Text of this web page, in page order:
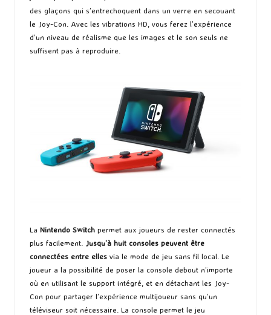
des glaçons qui s’entrechoquent dans un verre en secouant
le Joy-Con. Avec les vibrations HD, vous ferez l’expérience
d’un niveau de réalisme que les images et le son seuls ne
suffisent pas à reproduire.
La Nintendo Switch permet aux joueurs de rester connectés
plus facilement.
Jusqu’à huit consoles peuvent être
connectées entre elles via le mode de jeu sans fil local. Le
joueur a la possibilité de poser la console debout n’importe
où en utilisant le support intégré, et en détachant les Joy-
Con pour partager l’expérience multijoueur sans qu’un
téléviseur soit nécessaire. La console permet le jeu